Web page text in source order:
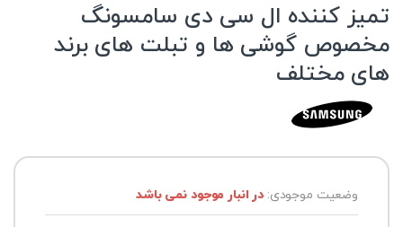
تمیز کننده ال سی دی سامسونگ
مخصوص گوشی ها و تبلت های برند
های مختلف
وضعیت موجودی:در انبار موجود نمی باشد